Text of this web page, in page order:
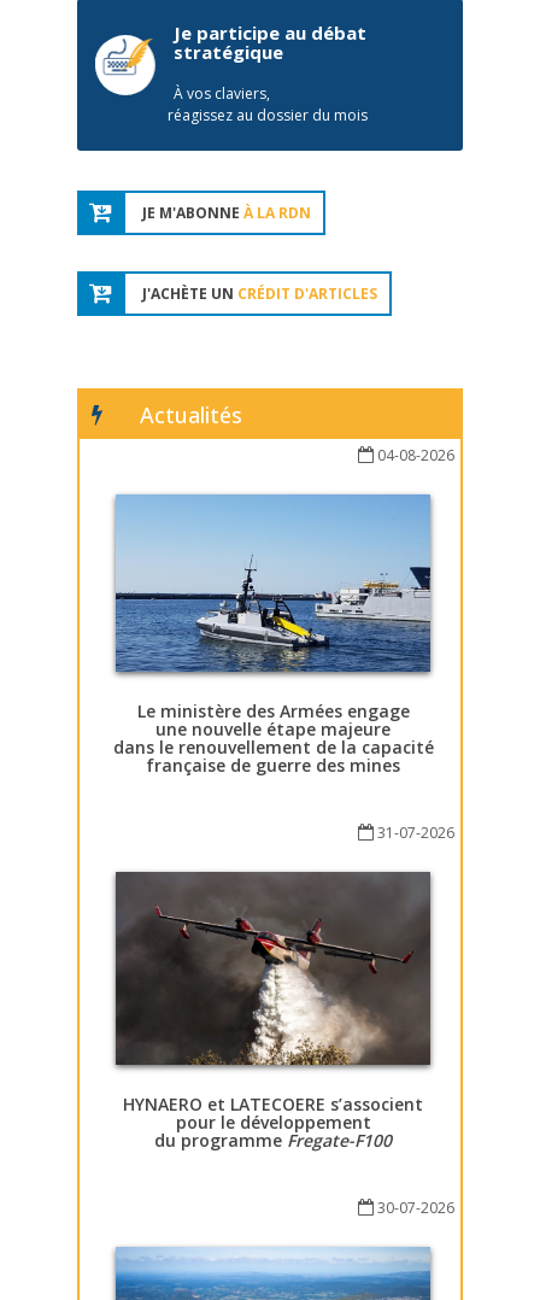
Je participe au débat
stratégique
À vos claviers,
réagissez au dossier du mois
JE M'ABONNE À LA RDN
J'ACHÈTE UN CRÉDIT D'ARTICLES
Actualités
04-08-2026
Le ministère des Armées engage
une nouvelle étape majeure
dans le renouvellement de la capacité
française de guerre des mines
31-07-2026
HYNAERO et LATECOERE s’associent
pour le développement
du programme Fregate-F100
30-07-2026